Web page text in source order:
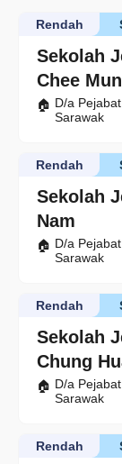
Sekolah
Chee
Rendah
D/a
Sarawak
Sekolah
Nam
Rendah
D/a
Sarawak
Sekolah
Chung
Rendah
D/a
Sarawak
Rendah